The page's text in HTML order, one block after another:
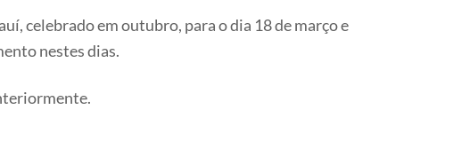
celebrado em outubro, para o dia 18 de março e
nestes dias.